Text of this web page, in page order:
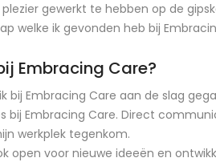
gewerkt te hebben op de
welke ik gevonden heb bij
Embracing Care?
bij Embracing Care aan de slag
bij Embracing Care. Direct
werkplek tegenkom.
open voor nieuwe ideeën en